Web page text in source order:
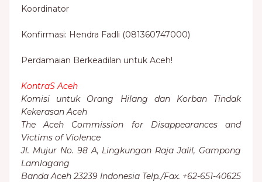
Koordinator
Konfirmasi: Hendra Fadli (081360747000)
Perdamaian Berkeadilan untuk Aceh!
KontraS Aceh
Komisi untuk Orang Hilang dan Korban Tindak
Kekerasan Aceh
The Aceh Commission for Disappearances and
Victims of Violence
Jl. Mujur No. 98 A, Lingkungan Raja Jalil, Gampong
Lamlagang
Banda Aceh 23239 Indonesia Telp./Fax. +62-651-40625